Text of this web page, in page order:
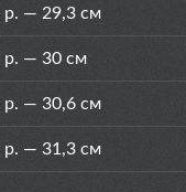
р. — 29,3 см
р. — 30 см
р. — 30,6 см
р. — 31,3 см